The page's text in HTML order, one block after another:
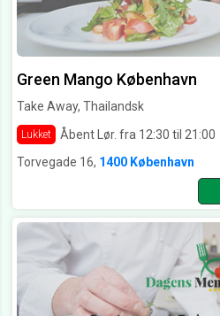
Green Mango København
Take Away, Thailandsk
Lukket
Åbent Lør. fra 12:30 til 21:00
Torvegade 16, 1400 København